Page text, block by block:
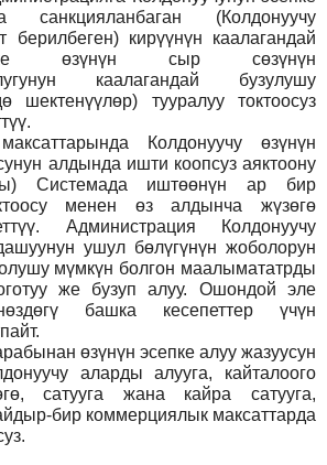
санкцияланбаган (Колдонуучу
берилбеген) кирүүнүн каалагандай
өзүнүн сыр сөзүнүн
каалагандай бузулушу
шектенүүлөр) тууралуу токтоосуз
Колдонуучу өзүнүн
алдында ишти коопсуз аяктоону
Системада иштөөнүн ар бир
менен өз алдынча жүзөгө
Администрация Колдонуучу
ушул бөлүгүнүн жоболорун
мүмкүн болгон маалымататрды
же бузуп алуу. Ошондой эле
башка кесепеттер үчүн
өзүнүн эсепке алуу жазуусун
аларды алууга, кайталоого
сатууга жана кайра сатууга,
бир коммерциялык максаттарда